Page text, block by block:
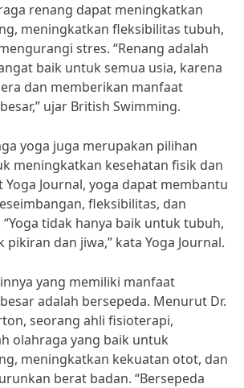
renang dapat meningkatkan
meningkatkan fleksibilitas tubuh,
stres. “Renang adalah
baik untuk semua usia, karena
dan memberikan manfaat
ujar British Swimming.
yoga juga merupakan pilihan
meningkatkan kesehatan fisik dan
Journal, yoga dapat membantu
fleksibilitas, dan
tidak hanya baik untuk tubuh,
dan jiwa,” kata Yoga Journal.
yang memiliki manfaat
adalah bersepeda. Menurut Dr.
seorang ahli fisioterapi,
olahraga yang baik untuk
meningkatkan kekuatan otot, dan
berat badan. “Bersepeda